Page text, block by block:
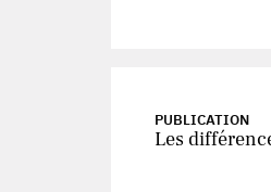
PUBLICATION
Les